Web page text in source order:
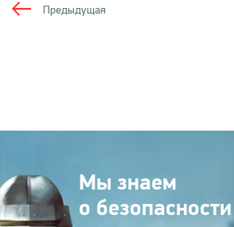
Предыдущая
Мы знаем
о